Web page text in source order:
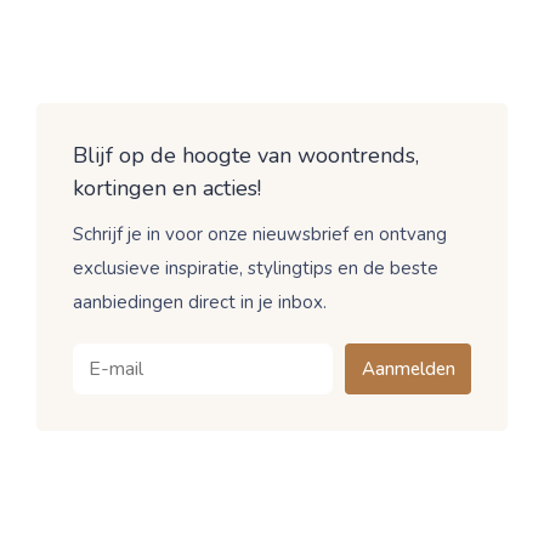
Blijf op de hoogte van woontrends,
kortingen en acties!
Schrijf je in voor onze nieuwsbrief en ontvang
exclusieve inspiratie, stylingtips en de beste
aanbiedingen direct in je inbox.
Aanmelden